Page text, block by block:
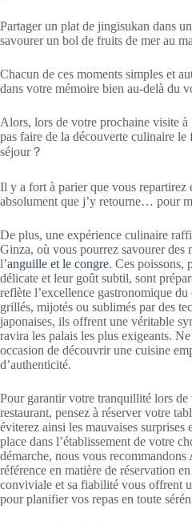
Partager un plat de jingisukan dans
savourer un bol de fruits de mer au
Chacun de ces moments simples et
dans votre mémoire bien au-delà du
Alors, lors de votre prochaine visite
pas faire de la découverte culinaire
séjour？
Il y a fort à parier que vous repartirez
absolument que j’y retourne… pour
De plus, une expérience culinaire
Ginza, où vous pourrez savourer des
l’anguille et le congre. Ces poissons,
délicate et leur goût subtil, sont
reflète l’excellence gastronomique
grillés, mijotés ou sublimés par des
japonaises, ils offrent une véritable
ravira les palais les plus exigeants.
occasion de découvrir une cuisine
d’authenticité.
Pour garantir votre tranquillité lors de
restaurant, pensez à réserver votre
éviterez ainsi les mauvaises surprises
place dans l’établissement de votre
démarche, nous vous recommandons
référence en matière de réservation
conviviale et sa fiabilité vous offrent
pour planifier vos repas en toute